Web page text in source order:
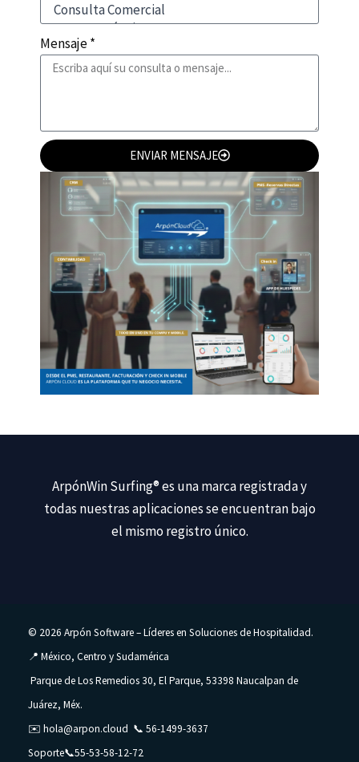
Mensaje *
ENVIAR MENSAJE
ArpónWin Surfing®es una marca registrada y
todas nuestras aplicaciones se encuentran bajo
el mismo registro único.
© 2026 Arpón Software – Líderes en Soluciones de Hospitalidad.
📍 México, Centro y Sudamérica
Parque de Los Remedios 30, El Parque, 53398 Naucalpan de
Juárez, Méx.
✉️ hola@arpon.cloud 📞 56-1499-3637
Soporte📞55-53-58-12-72